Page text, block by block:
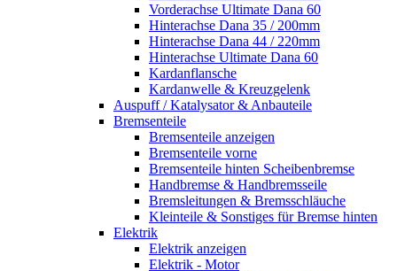
Vorderachse Ultimate Dana 60
Hinterachse Dana 35 / 200mm
Hinterachse Dana 44 / 220mm
Hinterachse Ultimate Dana 60
Kardanflansche
Kardanwelle & Kreuzgelenk
Auspuff / Katalysator & Anbauteile
Bremsenteile
Bremsenteile anzeigen
Bremsenteile vorne
Bremsenteile hinten Scheibenbremse
Handbremse & Handbremsseile
Bremsleitungen & Bremsschläuche
Kleinteile & Sonstiges für Bremse hinten
Elektrik
Elektrik anzeigen
Elektrik - Motor